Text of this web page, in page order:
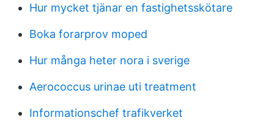
Hur mycket tjänar en fastighetsskötare
Boka forarprov moped
Hur många heter nora i sverige
Aerococcus urinae uti treatment
Informationschef trafikverket